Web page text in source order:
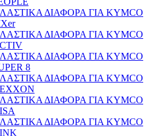
ΔΙΑΦΟΡΑ ΓΙΑ KYMCO
ΔΙΑΦΟΡΑ ΓΙΑ KYMCO
ΔΙΑΦΟΡΑ ΓΙΑ KYMCO
8
ΔΙΑΦΟΡΑ ΓΙΑ KYMCO
ΔΙΑΦΟΡΑ ΓΙΑ KYMCO
ΔΙΑΦΟΡΑ ΓΙΑ KYMCO